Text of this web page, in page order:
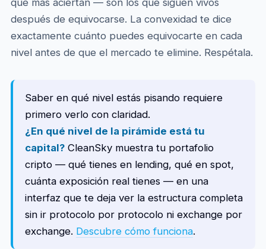
que más aciertan — son los que siguen vivos
después de equivocarse. La convexidad te dice
exactamente cuánto puedes equivocarte en cada
nivel antes de que el mercado te elimine. Respétala.
Saber en qué nivel estás pisando requiere
primero verlo con claridad.
¿En qué nivel de la pirámide está tu
capital?CleanSky muestra tu portafolio
cripto — qué tienes en lending, qué en spot,
cuánta exposición real tienes — en una
interfaz que te deja ver la estructura completa
sin ir protocolo por protocolo ni exchange por
exchange. Descubre cómo funciona.